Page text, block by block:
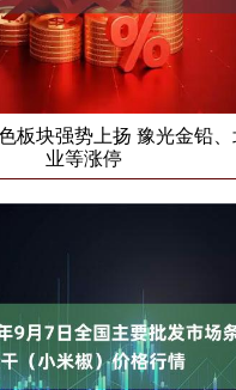
板块强势上扬 豫光金铅
业等涨停